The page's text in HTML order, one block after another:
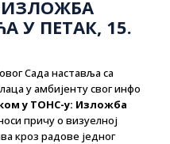
ИЗЛОЖБА
У ПЕТАК, 15.
Сада наставља са
у амбијенту свог инфо
у ТОНС-у: Изложба
причу о визуелној
кроз радове једног